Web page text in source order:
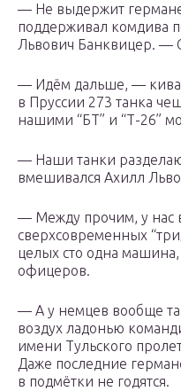
— Не выдержит
поддерживал комдива
Львович Банквицер. —
— Идём дальше, —
в Пруссии 273 танка
нашими “БТ” и “Т-26”
— Наши танки
вмешивался Ахилл
— Между прочим, у нас
сверхсовременных
целых сто одна
офицеров.
— А у немцев вообще
воздух ладонью
имени Тульского
Даже последние
в подмётки не годятся.